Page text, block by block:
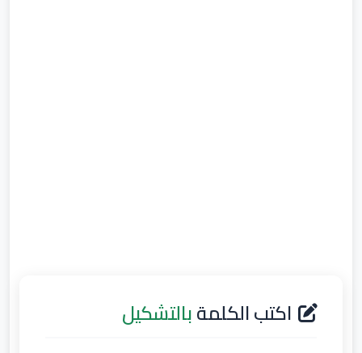
اكتب الكلمةبالتشكيل